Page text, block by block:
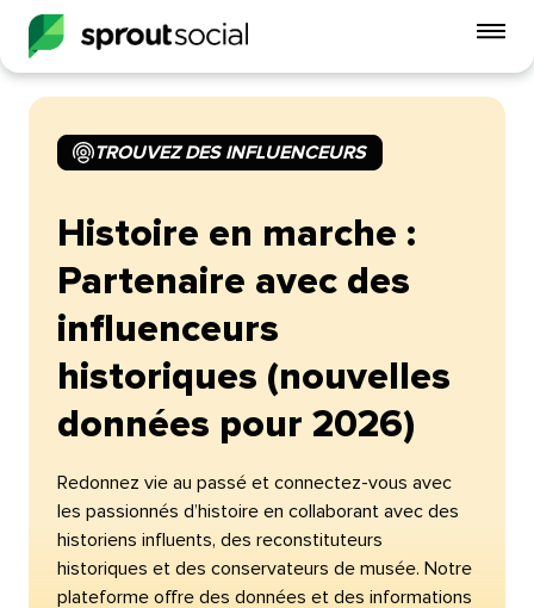
TROUVEZ DES INFLUENCEURS​​
Histoire en marche :
Partenaire avec des
influenceurs
historiques (nouvelles
données pour 2026)​​
Redonnez vie au passé et connectez-vous avec
les passionnés d’histoire en collaborant avec des
historiens influents, des reconstituteurs
historiques et des conservateurs de musée. Notre
plateforme offre des données et des informations